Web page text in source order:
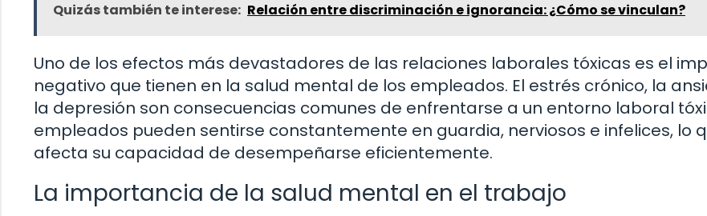
Quizás también te interese: Relación entre discriminación e ignorancia: ¿Cómo se vinculan?
Uno de los efectos más devastadores de las relaciones laborales tóxicas es el
negativo que tienen en la salud mental de los empleados. El estrés crónico, la
la depresión son consecuencias comunes de enfrentarse a un entorno laboral
empleados pueden sentirse constantemente en guardia, nerviosos e infelices, lo
afecta su capacidad de desempeñarse eficientemente.
La importancia de la salud mental en el trabajo